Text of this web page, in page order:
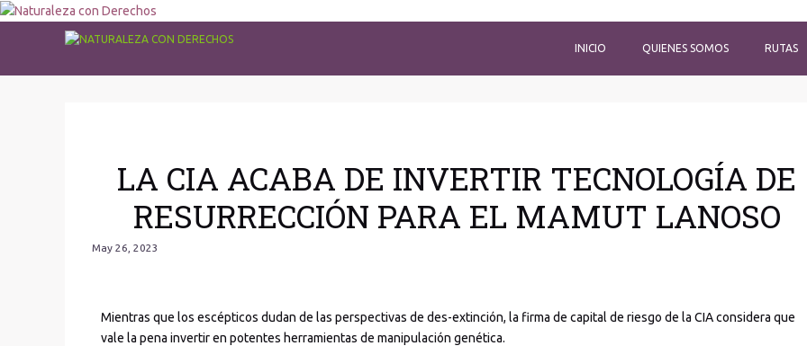
INICIO QUIENES SOMOS RUTAS
LA CIA ACABA DE INVERTIR TECNOLOGÍA DE
RESURRECCIÓN PARA EL MAMUT LANOSO
May 26, 2023
Mientras que los escépticos dudan de las perspectivas de des-extinción, la firma de capital de riesgo de la CIA considera que
vale la pena invertir en potentes herramientas de manipulación genética.